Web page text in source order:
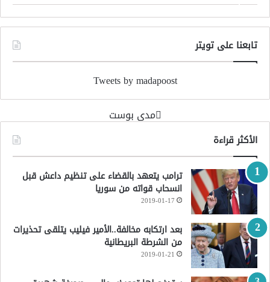
تابعنا على تويتر
Tweets by madapoost
‏مدى بوست‏
الأكثر قراءة
ترامب يتعهد بالقضاء على تنظيم داعش قبل
انسحاب قواته من سوريا
2019-01-17
بعد ارتكابه مخالفة..الأمير فيليب يتلقى تحذيرات
من الشرطة البريطانية
2019-01-21